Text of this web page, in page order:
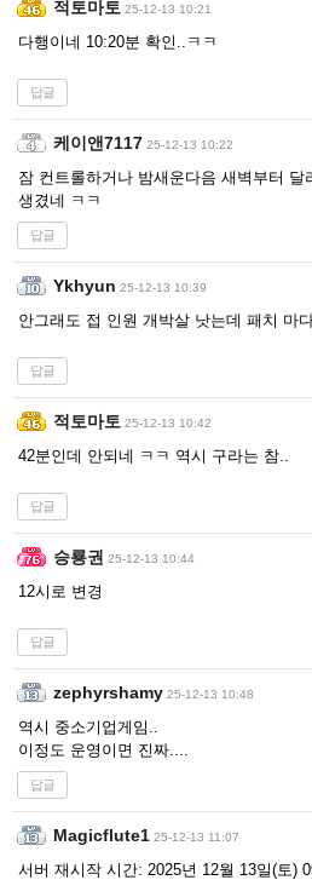
적토마토 25-12-13 10:21
다행이네 10:20분 확인..ㅋㅋ
답글
케이앤7117 25-12-13 10:22
잠 컨트롤하거나 밤새운다음 새벽부터 달
생겼네 ㅋㅋ
답글
Ykhyun 25-12-13 10:39
안그래도 접 인원 개박살 낫는데 패치 마
답글
적토마토 25-12-13 10:42
42분인데 안되네 ㅋㅋ 역시 구라는 참..
답글
승룡권 25-12-13 10:44
12시로 변경
답글
zephyrshamy 25-12-13 10:48
역시 중소기업게임..
이정도 운영이면 진짜....
답글
Magicflute1 25-12-13 11:07
서버 재시작 시간: 2025년 12월 13일(토)